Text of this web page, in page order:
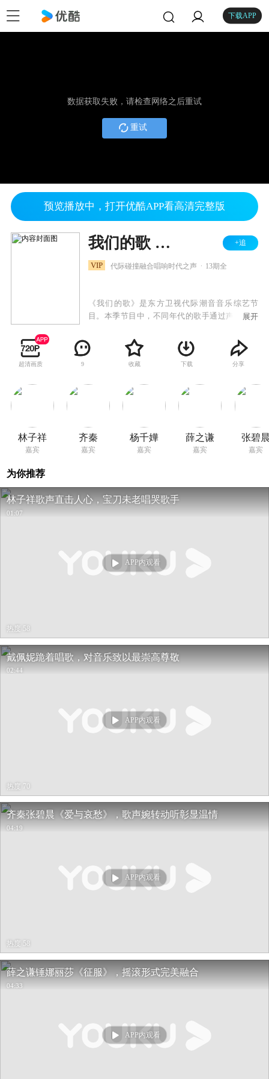
下载APP
数据获取失败，请检查网络之后重试
重试
预览播放中，打开优酷APP看高清完整版
我们的歌 第三季 +追
VIP 代际碰撞融合唱响时代之声 13期全
《我们的歌》是东方卫视代际潮音音乐综艺节
目。本季节目中，不同年代的歌手通过声音寻找
不仅扩大了歌手范围，赛制也有新的升级。四位
前辈歌手与五位新声歌手将同台盲配，不对等的
人数将如何完成配对不禁引人猜测；而新增设
来到舞台亮相参与配对，实现“弯道超车”。此番
升级不仅让节目更具刺激感，也给盲选配对环节
展开
超清画质 9 收藏 下载 分享
林子祥
嘉宾
齐秦
嘉宾
杨千嬅
嘉宾
薛之谦
嘉宾
张碧
嘉宾
为你推荐
林子祥歌声直击人心，宝刀未老唱哭歌手
01:07
APP内观看
热度 58
戴佩妮跪着唱歌，对音乐致以最崇高尊敬
02:44
APP内观看
热度 70
齐秦张碧晨《爱与哀愁》，歌声婉转动听彰显温情
04:19
APP内观看
热度 58
薛之谦锤娜丽莎《征服》，摇滚形式完美融合
04:33
APP内观看